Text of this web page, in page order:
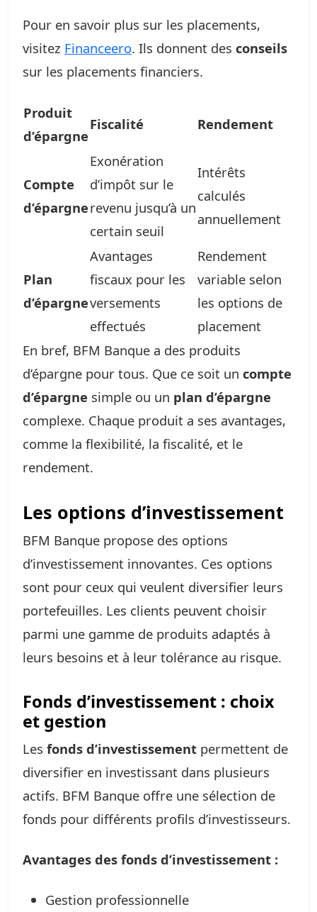
Pour en savoir plus sur les placements,
visitez Financeero. Ils donnent des conseils
sur les placements financiers.
Produit
d’épargne
Fiscalité Rendement
Compte
d’épargne
Exonération
d’impôt sur le
revenu jusqu’à un
certain seuil
Intérêts
calculés
annuellement
Plan
d’épargne
Avantages
fiscaux pour les
versements
effectués
Rendement
variable selon
les options de
placement
En bref, BFM Banque a des produits
d’épargne pour tous. Que ce soit un compte
d’épargne simple ou un plan d’épargne
complexe. Chaque produit a ses avantages,
comme la flexibilité, la fiscalité, et le
rendement.
Les options d’investissement
BFM Banque propose des options
d’investissement innovantes. Ces options
sont pour ceux qui veulent diversifier leurs
portefeuilles. Les clients peuvent choisir
parmi une gamme de produits adaptés à
leurs besoins et à leur tolérance au risque.
Fonds d’investissement : choix
et gestion
Les fonds d’investissement permettent de
diversifier en investissant dans plusieurs
actifs. BFM Banque offre une sélection de
fonds pour différents profils d’investisseurs.
Avantages des fonds d’investissement :
Gestion professionnelle